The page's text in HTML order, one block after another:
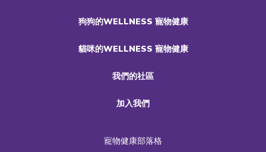
狗狗的WELLNESS 寵物健康
貓咪的WELLNESS 寵物健康
我們的社區
加入我們
寵物健康部落格